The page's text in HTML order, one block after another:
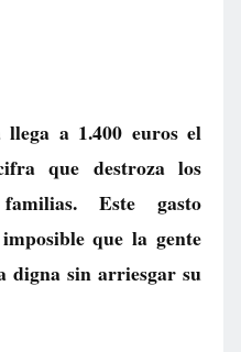
a 1.400 euros el
que destroza los
Este gasto
que la gente
digna sin arriesgar su